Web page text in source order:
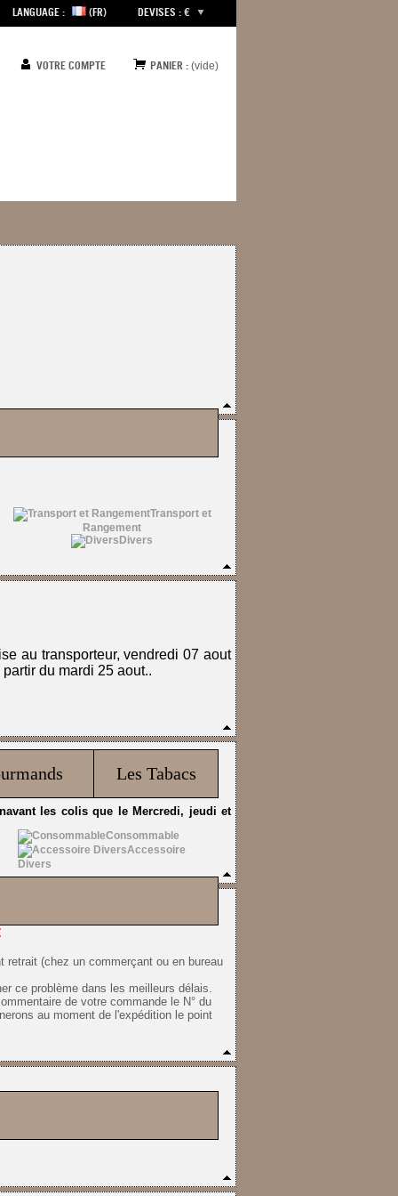
LANGUAGE : (FR) DEVISES : €
VOTRE COMPTE PANIER : (vide)
Transport et
Rangement
Divers
Les Tabacs
Consommable
Accessoire
Divers
au transporteur, vendredi 07 aout
du mardi 25 aout..
les colis que le Mercredi, jeudi et
(chez un commerçant ou en bureau
ce problème dans les meilleurs délais.
de votre commande le N° du
au moment de l'expédition le point